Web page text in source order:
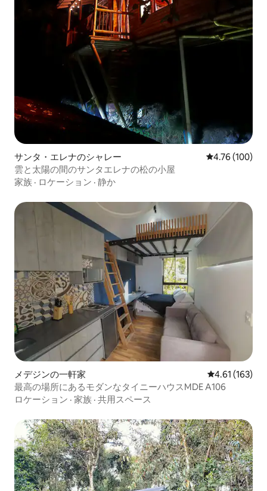
サンタ・エレナのシャレー レビュー100
4.76 (100)
雲と太陽の間のサンタエレナの松の小屋
家族 · ロケーション · 静か
メデジンの一軒家 レビュー163
4.61 (163)
最高の場所にあるモダンなタイニーハウスMDE A106
ロケーション · 家族 · 共用スペース